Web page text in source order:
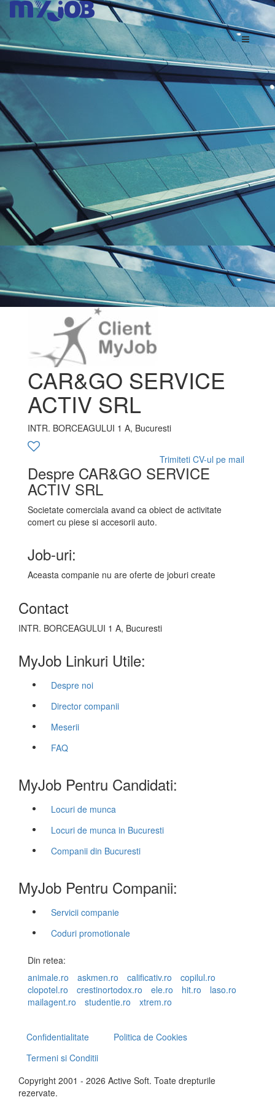
CAR&GO SERVICE
ACTIV SRL
INTR. BORCEAGULUI 1 A, Bucuresti
Trimiteti CV-ul pe mail
Despre CAR&GO SERVICE
ACTIV SRL
Societate comerciala avand ca obiect de activitate
comert cu piese si accesorii auto.
Job-uri:
Aceasta companie nu are oferte de joburi create
Contact
INTR. BORCEAGULUI 1 A, Bucuresti
MyJob Linkuri Utile:
Despre noi
Director companii
Meserii
FAQ
MyJob Pentru Candidati:
Locuri de munca
Locuri de munca in Bucuresti
Companii din Bucuresti
MyJob Pentru Companii:
Servicii companie
Coduri promotionale
Din retea:
animale.ro
askmen.ro calificativ.ro
copilul.ro
clopotel.ro
crestinortodox.ro ele.ro hit.ro
laso.ro
mailagent.ro
studentie.ro xtrem.ro
Confidentialitate
Politica de Cookies
Termeni si Conditii
Copyright 2001 - 2026 Active Soft. Toate drepturile
rezervate.